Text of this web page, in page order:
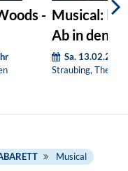
- Musical:
Ab in den
Sa.
Straubing,
Musical